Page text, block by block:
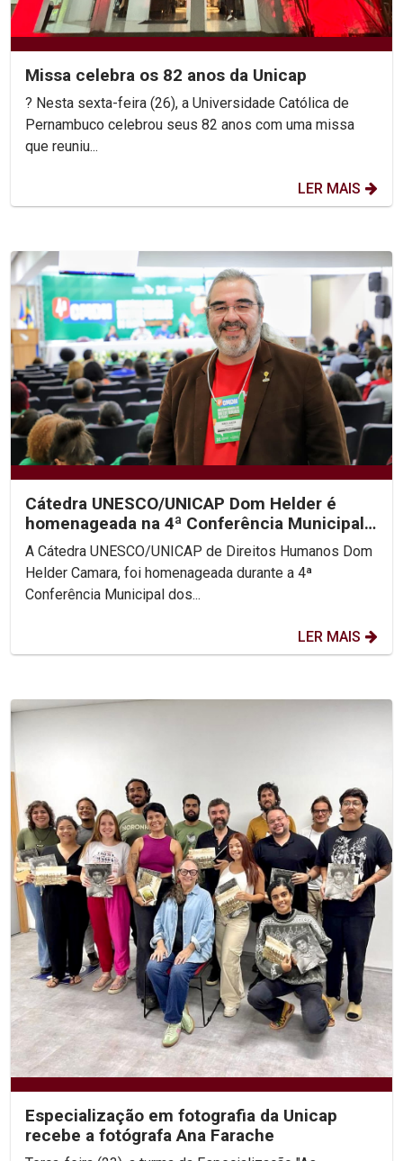
Missa celebra os 82 anos da Unicap
? Nesta sexta-feira (26), a Universidade Católica de
Pernambuco celebrou seus 82 anos com uma missa
que reuniu...
LER MAIS
Cátedra UNESCO/UNICAP Dom Helder é
homenageada na 4ª Conferência Municipal
de Direitos Humanos do...
A Cátedra UNESCO/UNICAP de Direitos Humanos Dom
Helder Camara, foi homenageada durante a 4ª
Conferência Municipal dos...
LER MAIS
Especialização em fotografia da Unicap
recebe a fotógrafa Ana Farache